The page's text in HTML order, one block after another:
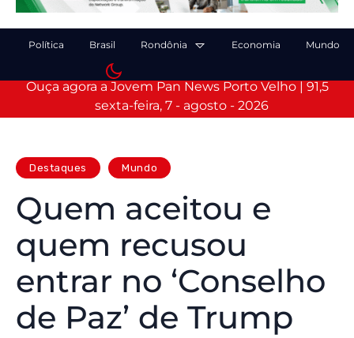
Política Brasil Rondônia Economia Mundo
Ouça agora a Jovem Pan News Porto Velho | 91,5
sexta-feira, 7 - agosto - 2026
Destaques Mundo
Quem aceitou e
quem recusou
entrar no ‘Conselho
de Paz’ de Trump